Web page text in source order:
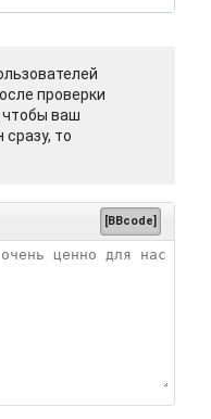
проверки
чтобы ваш
то
[BBcode]